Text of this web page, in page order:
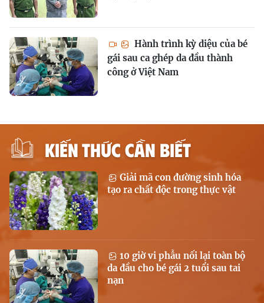
Hành trình kỳ diệu của bé
gái sau ca ghép da đầu thành
công ở Việt Nam
KIẾN THỨC CẦN BIẾT
Giải mã con đường sinh hóa
tạo ra chất độc trong thực vật
10 giờ vi phẫu nối lại toàn bộ
da đầu cho bé gái 2 tuổi sau tai
nạn